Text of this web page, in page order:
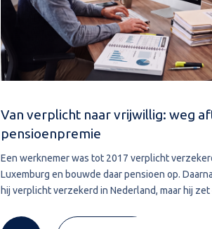
Van verplicht naar vrijwillig: weg
pensioenpremie
Een werknemer was tot 2017 verplicht
Luxemburg en bouwde daar pensioen op.
hij verplicht verzekerd in Nederland, maar hij zet
premie die hij zelf betaalt, wil hij